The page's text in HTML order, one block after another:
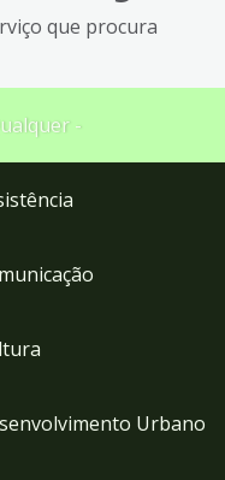
que procura
-
Urbano